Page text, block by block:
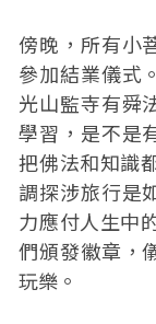
傍晚，所有小
參加結業儀式
光山監寺有舜
學習，是不是
把佛法和知識
調探涉旅行是
力應付人生中
們頒發徽章，
玩樂。